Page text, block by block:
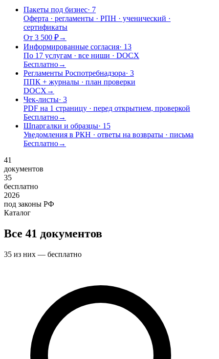
Пакеты под бизнес· 7
Оферта · регламенты · РПН · ученический ·
сертификаты
От 3 500 ₽→
Информированные согласия· 13
По 17 услугам · все ниши · DOCX
Бесплатно→
Регламенты Роспотребнадзора· 3
ППК + журналы · план проверки
DOCX →
Чек-листы· 3
PDF на 1 страницу · перед открытием, проверкой
Бесплатно→
Шпаргалки и образцы· 15
Уведомления в РКН · ответы на возвраты · письма
Бесплатно→
41
документов
35
бесплатно
2026
под законы РФ
Каталог
Все 41 документов
35 из них — бесплатно